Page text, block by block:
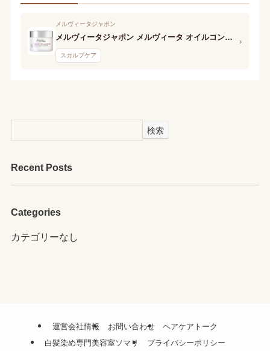
メルヴィータジャポン
メルヴィータジャポン メルヴィータ オイルコンセントレイトマスク
スカルプケア
›
検索
Recent Posts
Categories
カテゴリーなし
運営会社情報 お問い合わせ
ヘアケアトーク
白髪染め専門美容室ソマリ
プライバシーポリシー